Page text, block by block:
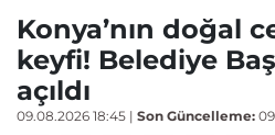
Konya’nın doğal
keyfi! Belediye
açıldı
09.08.2026 18:45 | Son Güncelleme: